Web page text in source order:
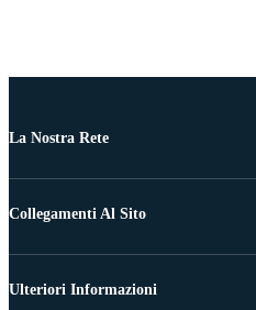
La Nostra Rete
Collegamenti Al Sito
Ulteriori Informazioni